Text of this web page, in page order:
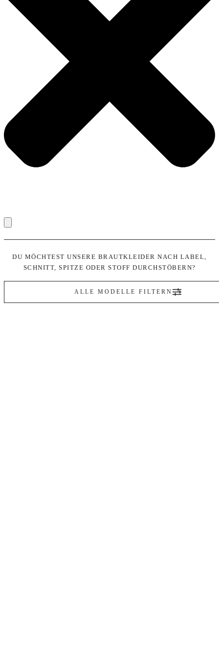
DU MÖCHTEST UNSERE BRAUTKLEIDER NACH LABEL,
SCHNITT, SPITZE ODER STOFF DURCHSTÖBERN?
ALLE MODELLE FILTERN